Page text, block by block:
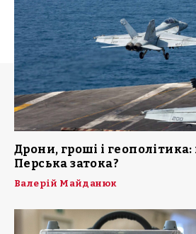
Дрони, гроші і геополітика:
Перська затока?
Валерій Майданюк